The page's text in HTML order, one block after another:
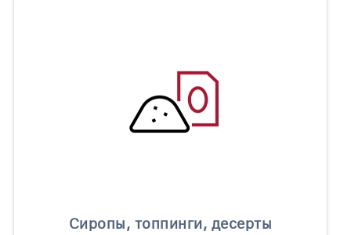
Сиропы, топпинги, десерты